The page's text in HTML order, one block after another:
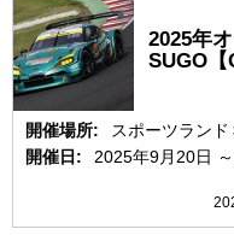
2025年
SUGO【
開催場所:
スポーツランド
開催日:
2025年9月20日